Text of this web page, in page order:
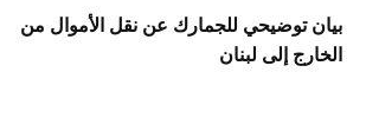
بيان توضيحي للجمارك عن نقل الأموال من
الخارج إلى لبنان